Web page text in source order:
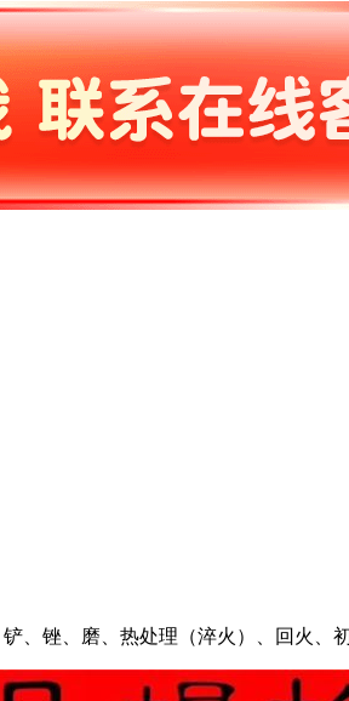
、锉、磨、热处理（淬火）、回火